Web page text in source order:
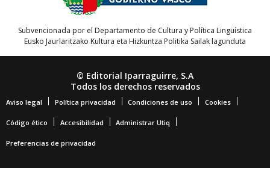
Subvencionada por el Departamento de Cultura y Política Lingüística
Eusko Jaurlaritzako Kultura eta Hizkuntza Politika Sailak lagunduta
© Editorial Iparraguirre, S.A
Todos los derechos reservados
Aviso legal Política privacidad Condiciones de uso Cookies
Código ético Accesibilidad Administrar Utiq
Preferencias de privacidad